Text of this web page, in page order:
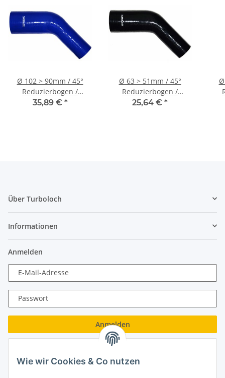
Ø 102 > 90mm / 45°
Reduzierbogen /
Silikonschlauch - blau
35,89 € *
Ø 63 > 51mm / 45°
Reduzierbogen /
Silikonschlauch -
25,64 € *
Über Turboloch
Informationen
Anmelden
E-Mail-Adresse
Passwort
Anmelden
Neu hier?Jetzt registrieren!
Wie wir Cookies & Co nutzen